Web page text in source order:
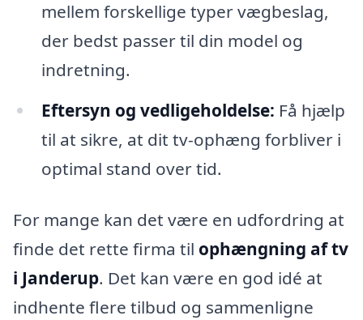
mellem forskellige typer vægbeslag,
der bedst passer til din model og
indretning.
Eftersyn og vedligeholdelse: Få hjælp
til at sikre, at dit tv-ophæng forbliver i
optimal stand over tid.
For mange kan det være en udfordring at
finde det rette firma til ophængning af tv
i Janderup. Det kan være en god idé at
indhente flere tilbud og sammenligne